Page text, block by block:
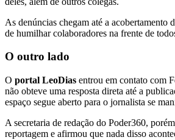
As denúncias chegam até a acobertamento
de humilhar colaboradores na frente de
O outro lado
O portal LeoDias entrou em contato com
não obteve uma resposta direta até a
espaço segue aberto para o jornalista se
A secretaria de redação do Poder360,
reportagem e afirmou que nada disso